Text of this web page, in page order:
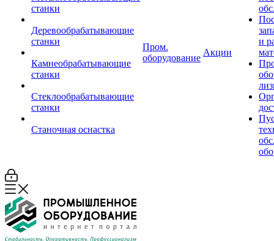
станки
Деревообрабатывающие
станки
Камнеобрабатывающие
станки
Стеклообрабатывающие
станки
Станочная оснастка
Пром.
оборудование
Акции
и